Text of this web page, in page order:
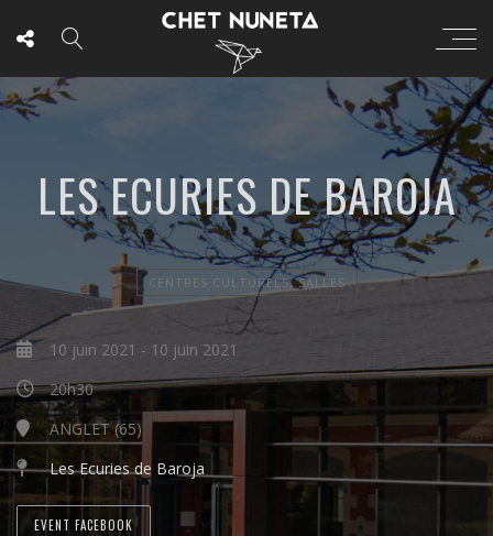
LES ECURIES DE BAROJA
CENTRES CULTURELS, SALLES
10 juin 2021 - 10 juin 2021
20h30
ANGLET (65)
Les Ecuries de Baroja
EVENT FACEBOOK